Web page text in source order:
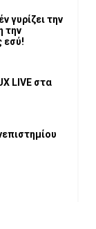
γυρίζει την
την
εσύ!
LIVE στα